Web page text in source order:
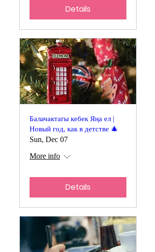
Details
Балачактагы кебек Яңа ел |
Новый год, как в детстве 🎄
Sun, Dec 07
More info
Details